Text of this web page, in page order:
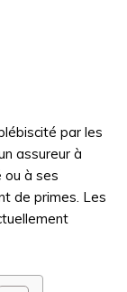
par les
assureur à
ou à ses
de primes. Les